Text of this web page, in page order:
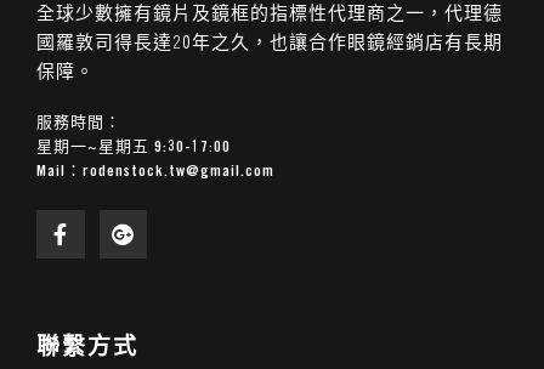
全球少數擁有鏡片及鏡框的指標性代理商之一，代理德
國羅敦司得長達20年之久，也讓合作眼鏡經銷店有長期
保障。
服務時間：
星期一~星期五 9:30-17:00
Mail： rodenstock.tw@gmail.com
聯繫方式